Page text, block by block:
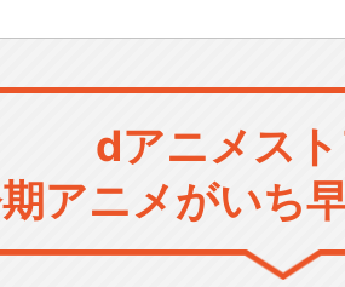
dアニメス
アニメがいち